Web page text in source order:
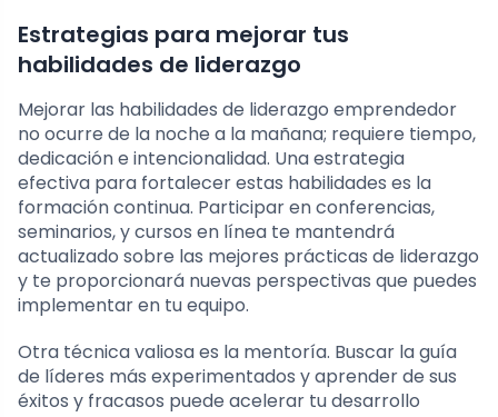
Estrategias para mejorar tus
habilidades de liderazgo
Mejorar las habilidades de liderazgo emprendedor
no ocurre de la noche a la mañana; requiere tiempo,
dedicación e intencionalidad. Una estrategia
efectiva para fortalecer estas habilidades es la
formación continua. Participar en conferencias,
seminarios, y cursos en línea te mantendrá
actualizado sobre las mejores prácticas de liderazgo
y te proporcionará nuevas perspectivas que puedes
implementar en tu equipo.
Otra técnica valiosa es la mentoría. Buscar la guía
de líderes más experimentados y aprender de sus
éxitos y fracasos puede acelerar tu desarrollo